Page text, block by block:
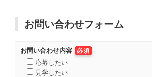
お問い合わせフォーム
お問い合わせ内容 必須
応募したい
見学したい